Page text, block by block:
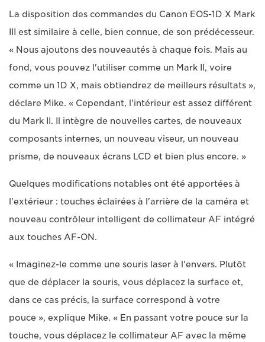
La disposition des commandes du Canon EOS-1D X Mark
III est similaire à celle, bien connue, de son prédécesseur.
« Nous ajoutons des nouveautés à chaque fois. Mais au
fond, vous pouvez l'utiliser comme un Mark II, voire
comme un 1D X, mais obtiendrez de meilleurs résultats »,
déclare Mike. « Cependant, l'intérieur est assez différent
du Mark II. Il intègre de nouvelles cartes, de nouveaux
composants internes, un nouveau viseur, un nouveau
prisme, de nouveaux écrans LCD et bien plus encore. »
Quelques modifications notables ont été apportées à
l'extérieur : touches éclairées à l'arrière de la caméra et
nouveau contrôleur intelligent de collimateur AF intégré
aux touches AF-ON.
« Imaginez-le comme une souris laser à l'envers. Plutôt
que de déplacer la souris, vous déplacez la surface et,
dans ce cas précis, la surface correspond à votre
pouce », explique Mike. « En passant votre pouce sur la
touche, vous déplacez le collimateur AF avec la même